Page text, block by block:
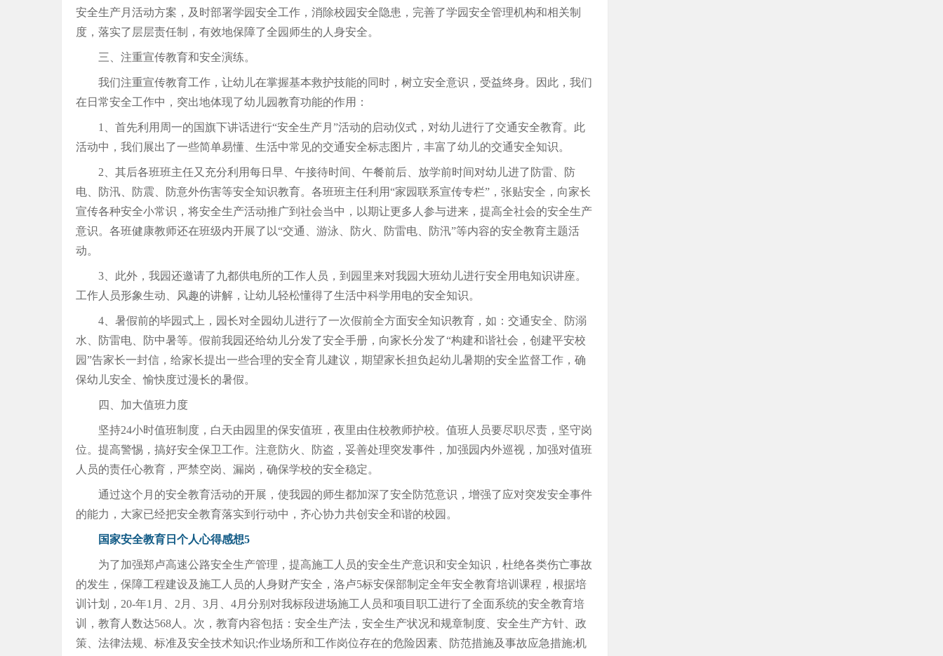
安全生产月活动方案，及时部署学园安全工作，消除校园安全隐患，完善了学园安全管理机构和相关制
度，落实了层层责任制，有效地保障了全园师生的人身安全。
三、注重宣传教育和安全演练。
我们注重宣传教育工作，让幼儿在掌握基本救护技能的同时，树立安全意识，受益终身。因此，我们
在日常安全工作中，突出地体现了幼儿园教育功能的作用：
1、首先利用周一的国旗下讲话进行“安全生产月”活动的启动仪式，对幼儿进行了交通安全教育。此
活动中，我们展出了一些简单易懂、生活中常见的交通安全标志图片，丰富了幼儿的交通安全知识。
2、其后各班班主任又充分利用每日早、午接待时间、午餐前后、放学前时间对幼儿进了防雷、防
电、防汛、防震、防意外伤害等安全知识教育。各班班主任利用“家园联系宣传专栏”，张贴安全，向家长
宣传各种安全小常识，将安全生产活动推广到社会当中，以期让更多人参与进来，提高全社会的安全生产
意识。各班健康教师还在班级内开展了以“交通、游泳、防火、防雷电、防汛”等内容的安全教育主题活
动。
3、此外，我园还邀请了九都供电所的工作人员，到园里来对我园大班幼儿进行安全用电知识讲座。
工作人员形象生动、风趣的讲解，让幼儿轻松懂得了生活中科学用电的安全知识。
4、暑假前的毕园式上，园长对全园幼儿进行了一次假前全方面安全知识教育，如：交通安全、防溺
水、防雷电、防中暑等。假前我园还给幼儿分发了安全手册，向家长分发了“构建和谐社会，创建平安校
园”告家长一封信，给家长提出一些合理的安全育儿建议，期望家长担负起幼儿暑期的安全监督工作，确
保幼儿安全、愉快度过漫长的暑假。
四、加大值班力度
坚持24小时值班制度，白天由园里的保安值班，夜里由住校教师护校。值班人员要尽职尽责，坚守岗
位。提高警惕，搞好安全保卫工作。注意防火、防盗，妥善处理突发事件，加强园内外巡视，加强对值班
人员的责任心教育，严禁空岗、漏岗，确保学校的安全稳定。
通过这个月的安全教育活动的开展，使我园的师生都加深了安全防范意识，增强了应对突发安全事件
的能力，大家已经把安全教育落实到行动中，齐心协力共创安全和谐的校园。
国家安全教育日个人心得感想5
为了加强郑卢高速公路安全生产管理，提高施工人员的安全生产意识和安全知识，杜绝各类伤亡事故
的发生，保障工程建设及施工人员的人身财产安全，洛卢5标安保部制定全年安全教育培训课程，根据培
训计划，20-年1月、2月、3月、4月分别对我标段进场施工人员和项目职工进行了全面系统的安全教育培
训，教育人数达568人。次，教育内容包括：安全生产法，安全生产状况和规章制度、安全生产方针、政
策、法律法规、标准及安全技术知识;作业场所和工作岗位存在的危险因素、防范措施及事故应急措施;机